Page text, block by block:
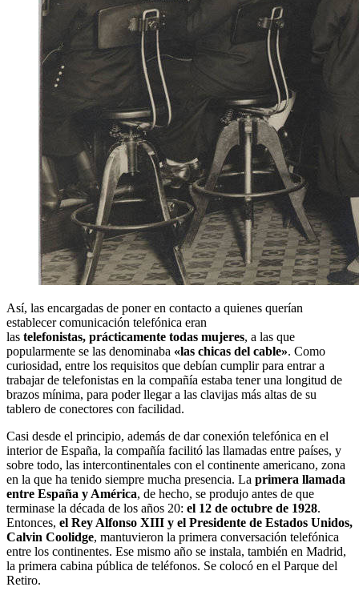
Así, las encargadas de poner en contacto a quienes querían
establecer comunicación telefónica eran
las telefonistas, prácticamente todas mujeres, a las que
popularmente se las denominaba «las chicas del cable». Como
curiosidad, entre los requisitos que debían cumplir para entrar a
trabajar de telefonistas en la compañía estaba tener una longitud de
brazos mínima, para poder llegar a las clavijas más altas de su
tablero de conectores con facilidad.
Casi desde el principio, además de dar conexión telefónica en el
interior de España, la compañía facilitó las llamadas entre países, y
sobre todo, las intercontinentales con el continente americano, zona
en la que ha tenido siempre mucha presencia. La primera llamada
entre España y América, de hecho, se produjo antes de que
terminase la década de los años 20: el 12 de octubre de 1928.
Entonces, el Rey Alfonso XIII y el Presidente de Estados Unidos,
Calvin Coolidge, mantuvieron la primera conversación telefónica
entre los continentes. Ese mismo año se instala, también en Madrid,
la primera cabina pública de teléfonos. Se colocó en el Parque del
Retiro.